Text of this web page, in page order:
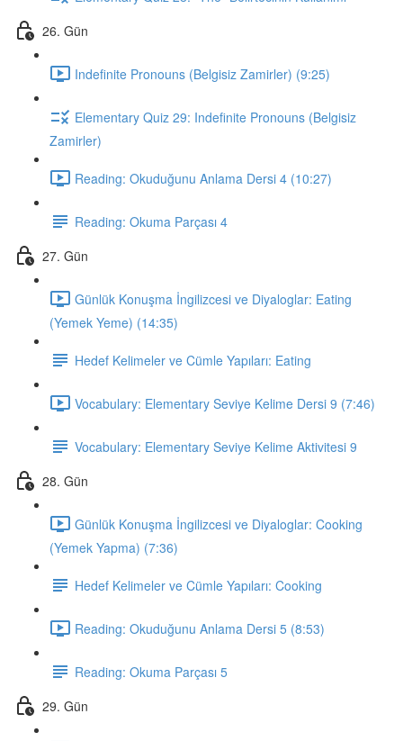
26. Gün
Indefinite Pronouns (Belgisiz Zamirler) (9:25)
Elementary Quiz 29: Indefinite Pronouns (Belgisiz
Zamirler)
Reading: Okuduğunu Anlama Dersi 4 (10:27)
Reading: Okuma Parçası 4
27. Gün
Günlük Konuşma İngilizcesi ve Diyaloglar: Eating
(Yemek Yeme) (14:35)
Hedef Kelimeler ve Cümle Yapıları: Eating
Vocabulary: Elementary Seviye Kelime Dersi 9 (7:46)
Vocabulary: Elementary Seviye Kelime Aktivitesi 9
28. Gün
Günlük Konuşma İngilizcesi ve Diyaloglar: Cooking
(Yemek Yapma) (7:36)
Hedef Kelimeler ve Cümle Yapıları: Cooking
Reading: Okuduğunu Anlama Dersi 5 (8:53)
Reading: Okuma Parçası 5
29. Gün